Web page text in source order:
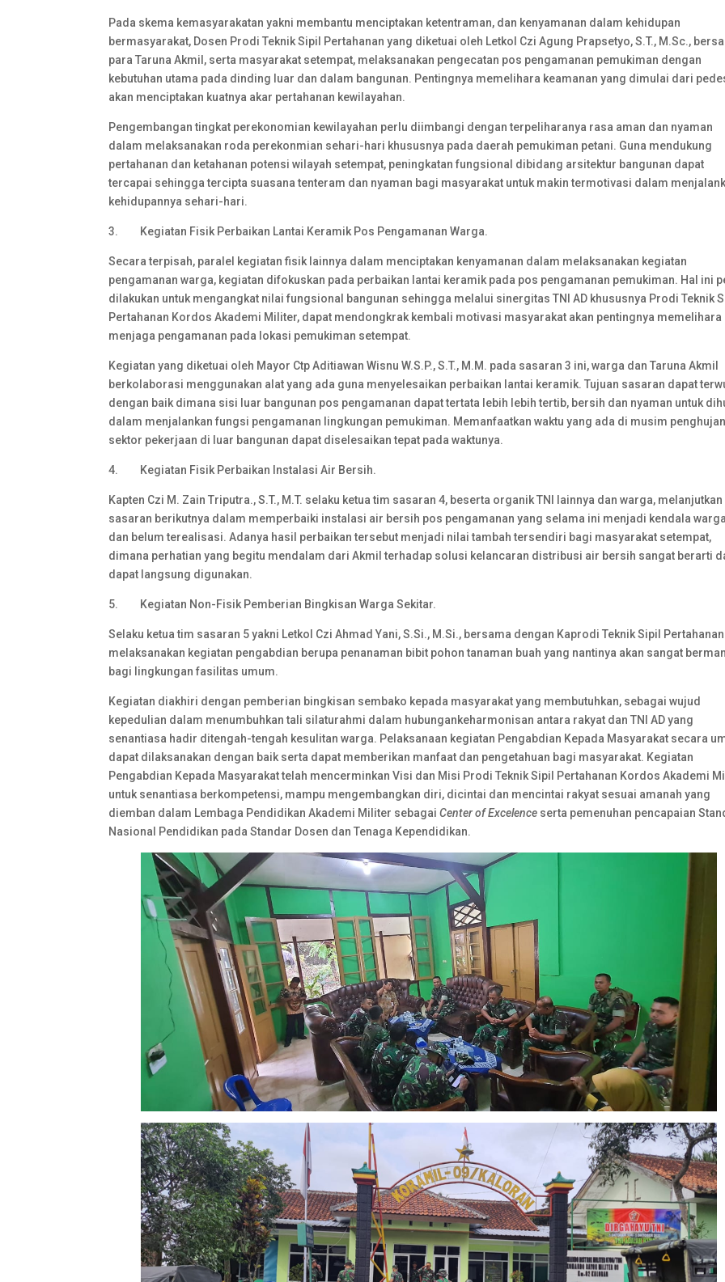
Pada skema kemasyarakatan yakni membantu menciptakan ketentraman, dan kenyamanan dalam kehidupan
bermasyarakat, Dosen Prodi Teknik Sipil Pertahanan yang diketuai oleh Letkol Czi Agung Prapsetyo, S.T., M.Sc.,
para Taruna Akmil, serta masyarakat setempat, melaksanakan pengecatan pos pengamanan pemukiman dengan
kebutuhan utama pada dinding luar dan dalam bangunan. Pentingnya memelihara keamanan yang dimulai dari
akan menciptakan kuatnya akar pertahanan kewilayahan.
Pengembangan tingkat perekonomian kewilayahan perlu diimbangi dengan terpeliharanya rasa aman dan nyaman
dalam melaksanakan roda perekonmian sehari-hari khususnya pada daerah pemukiman petani. Guna mendukung
pertahanan dan ketahanan potensi wilayah setempat, peningkatan fungsional dibidang arsitektur bangunan dapat
tercapai sehingga tercipta suasana tenteram dan nyaman bagi masyarakat untuk makin termotivasi dalam
kehidupannya sehari-hari.
3. Kegiatan Fisik Perbaikan Lantai Keramik Pos Pengamanan Warga.
Secara terpisah, paralel kegiatan fisik lainnya dalam menciptakan kenyamanan dalam melaksanakan kegiatan
pengamanan warga, kegiatan difokuskan pada perbaikan lantai keramik pada pos pengamanan pemukiman. Hal ini
dilakukan untuk mengangkat nilai fungsional bangunan sehingga melalui sinergitas TNI AD khususnya Prodi Teknik
Pertahanan Kordos Akademi Militer, dapat mendongkrak kembali motivasi masyarakat akan pentingnya memelihara
menjaga pengamanan pada lokasi pemukiman setempat.
Kegiatan yang diketuai oleh Mayor Ctp Aditiawan Wisnu W.S.P., S.T., M.M. pada sasaran 3 ini, warga dan Taruna Akmil
berkolaborasi menggunakan alat yang ada guna menyelesaikan perbaikan lantai keramik. Tujuan sasaran dapat
dengan baik dimana sisi luar bangunan pos pengamanan dapat tertata lebih lebih tertib, bersih dan nyaman untuk
dalam menjalankan fungsi pengamanan lingkungan pemukiman. Memanfaatkan waktu yang ada di musim
sektor pekerjaan di luar bangunan dapat diselesaikan tepat pada waktunya.
4. Kegiatan Fisik Perbaikan Instalasi Air Bersih.
Kapten Czi M. Zain Triputra., S.T., M.T. selaku ketua tim sasaran 4, beserta organik TNI lainnya dan warga, melanjutkan
sasaran berikutnya dalam memperbaiki instalasi air bersih pos pengamanan yang selama ini menjadi kendala warga
dan belum terealisasi. Adanya hasil perbaikan tersebut menjadi nilai tambah tersendiri bagi masyarakat setempat,
dimana perhatian yang begitu mendalam dari Akmil terhadap solusi kelancaran distribusi air bersih sangat berarti
dapat langsung digunakan.
5. Kegiatan Non-Fisik Pemberian Bingkisan Warga Sekitar.
Selaku ketua tim sasaran 5 yakni Letkol Czi Ahmad Yani, S.Si., M.Si., bersama dengan Kaprodi Teknik Sipil Pertahanan
melaksanakan kegiatan pengabdian berupa penanaman bibit pohon tanaman buah yang nantinya akan sangat
bagi lingkungan fasilitas umum.
Kegiatan diakhiri dengan pemberian bingkisan sembako kepada masyarakat yang membutuhkan, sebagai wujud
kepedulian dalam menumbuhkan tali silaturahmi dalam hubungankeharmonisan antara rakyat dan TNI AD yang
senantiasa hadir ditengah-tengah kesulitan warga. Pelaksanaan kegiatan Pengabdian Kepada Masyarakat secara
dapat dilaksanakan dengan baik serta dapat memberikan manfaat dan pengetahuan bagi masyarakat. Kegiatan
Pengabdian Kepada Masyarakat telah mencerminkan Visi dan Misi Prodi Teknik Sipil Pertahanan Kordos Akademi
untuk senantiasa berkompetensi, mampu mengembangkan diri, dicintai dan mencintai rakyat sesuai amanah yang
diemban dalam Lembaga Pendidikan Akademi Militer sebagaiCenter of Excelence serta pemenuhan pencapaian
Nasional Pendidikan pada Standar Dosen dan Tenaga Kependidikan.